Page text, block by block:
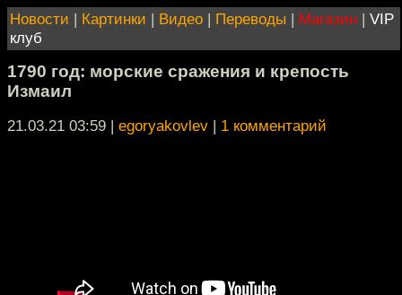
Новости | Картинки | Видео | Переводы | Магазин | VIP
клуб
1790 год: морские сражения и крепость
Измаил
21.03.21 03:59 | egoryakovlev | 1 комментарий